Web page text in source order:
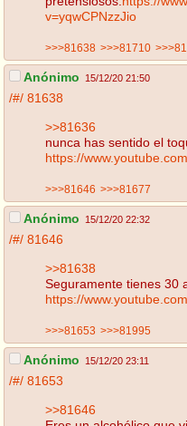
v=yqwCPNzzJio
>>>81638 >>>81710
Anónimo 15/12/20 21:50
/#/ 81638
>>81636
nunca has sentido el
https://
>>>81646 >>>81677
Anónimo 15/12/20 22:32
/#/ 81646
>>81638
Seguramente tienes 30
https://
>>>81653 >>>81995
Anónimo 15/12/20 23:11
/#/ 81653
>>81646